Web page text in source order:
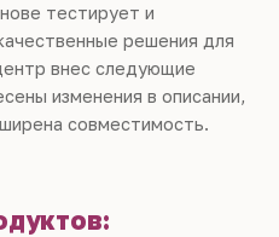
тестирует и
решения для
внес следующие
изменения в описании,
совместимость.